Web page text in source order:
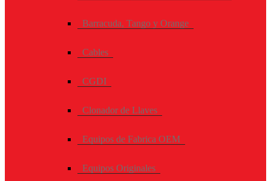
Barracuda, Tango y Orange
Cables
CGDI
Clonador de Llaves
Equipos de Fabrica OEM
Equipos Originales